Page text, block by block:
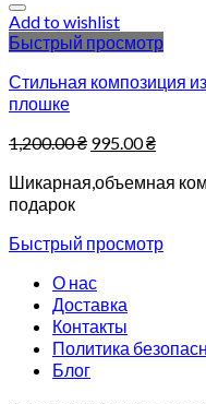
Add to wishlist
Быстрый просмотр
Стильная композиция
плошке
1,200.00₴ 995.00₴
Шикарная,объемная
подарок
Быстрый просмотр
О нас
Доставка
Контакты
Политика
Блог